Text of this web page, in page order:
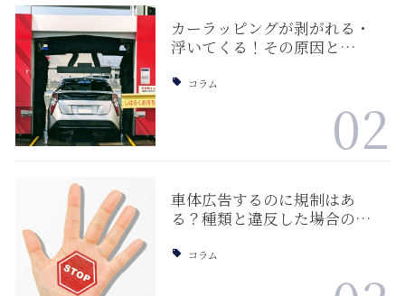
カーラッピングが剥がれる・
浮いてくる！その原因と…
コラム
02
車体広告するのに規制はあ
る？種類と違反した場合の…
コラム